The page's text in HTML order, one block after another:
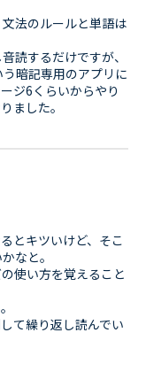
法のルールと単語は
読するだけですが、
暗記専用のアプリに
ジ6くらいからやり
ました。
とキツいけど、そこ
なと。
使い方を覚えること
て繰り返し読んでい